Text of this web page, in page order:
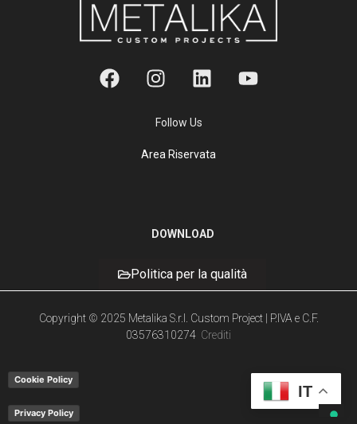
Follow Us
Area Riservata
DOWNLOAD
Politica per la qualità
Copyright © 2025 Metalika S.r.l. Custom Project | P.IVA e C.F.
03576310274 Crediti
Cookie Policy
Privacy Policy
IT